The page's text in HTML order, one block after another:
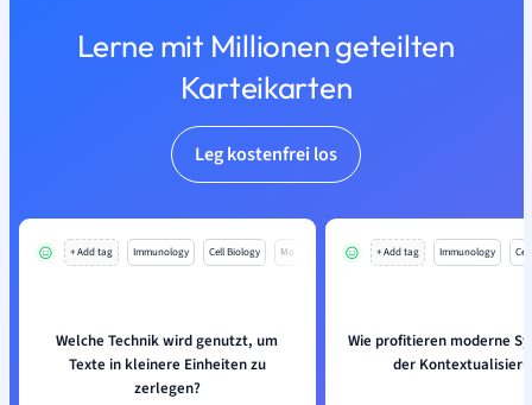
Lerne mit Millionen geteilten
Karteikarten
Leg kostenfrei los
+ Add tag Immunology Cell Biology Mo
Welche Technik wird genutzt, um
Texte in kleinere Einheiten zu
zerlegen?
+ Add tag Immunology
Wie profitieren moderne
der